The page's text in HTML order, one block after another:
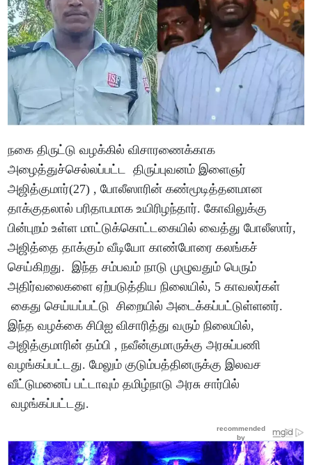
நகை திருட்டு வழக்கில் விசாரணைக்காக
அழைத்துச்செல்லப்பட்ட திருப்புவனம் இளைஞர்
அஜித்குமார்(27) , போலீஸாரின் கண்மூடித்தனமான
தாக்குதலால் பரிதாபமாக உயிரிழந்தார். கோவிலுக்கு
பின்புறம் உள்ள மாட்டுக்கொட்டகையில் வைத்து போலீஸார்,
அஜித்தை தாக்கும் வீடியோ காண்போரை கலங்கச்
செய்கிறது. இந்த சம்பவம் நாடு முழுவதும் பெரும்
அதிர்வலைகளை ஏற்படுத்திய நிலையில், 5 காவலர்கள்
கைது செய்யப்பட்டு சிறையில் அடைக்கப்பட்டுள்ளனர்.
இந்த வழக்கை சிபிஐ விசாரித்து வரும் நிலையில்,
அஜித்குமாரின் தம்பி , நவீன்குமாருக்கு அரசுப்பணி
வழங்கப்பட்டது. மேலும் குடும்பத்தினருக்கு இலவச
வீட்டுமனைப் பட்டாவும் தமிழ்நாடு அரசு சார்பில்
வழங்கப்பட்டது.